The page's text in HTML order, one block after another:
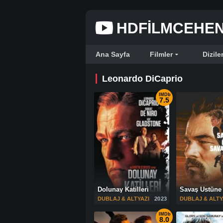
Ana Sayfa Filmler Diziler
Leonardo DiCaprio
IMDb
7.5
Dolunay Katilleri
2023
DUBLAJ & ALTYAZI
Savaş Üstüne
DUBLAJ &
IMDb
8.0